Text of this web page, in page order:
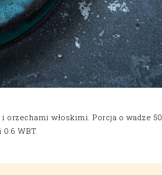
orzechami włoskimi. Porcja o wadze 50
WBT.